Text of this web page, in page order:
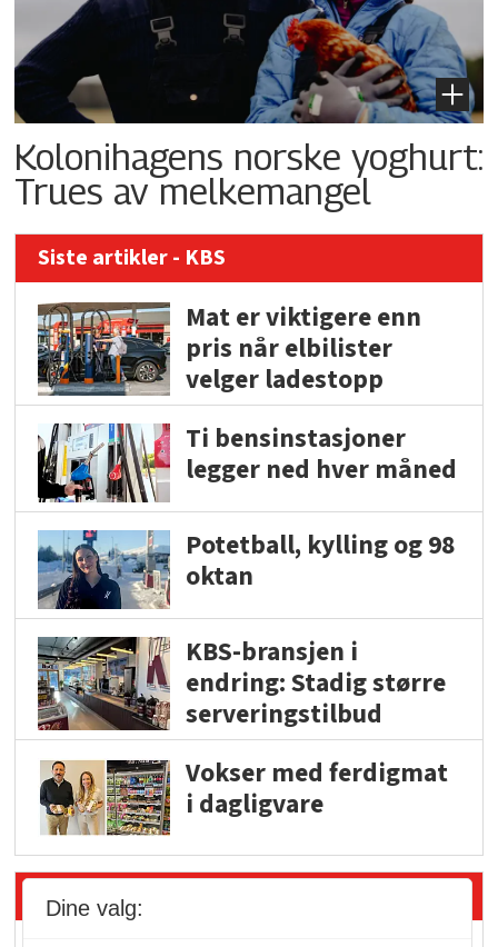
Kolonihagens norske yoghurt:
Trues av melkemangel
Siste artikler - KBS
Mat er viktigere enn
pris når elbilister
velger ladestopp
Ti bensinstasjoner
legger ned hver måned
Potetball, kylling og 98
oktan
KBS-bransjen i
endring: Stadig større
serveringstilbud
Vokser med ferdigmat
i dagligvare
Siste artikler - Butikk i praksis
Dine valg: